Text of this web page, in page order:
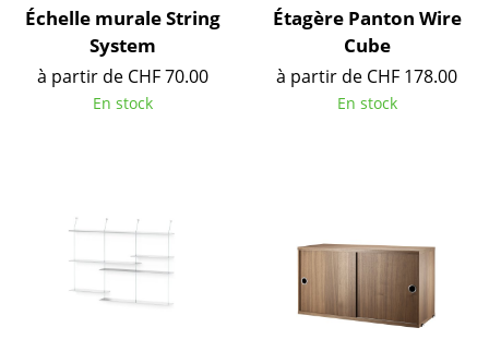
Tables hautes & Pupitres
Tables enfants
Table de jardin
Rangements
Échelle murale String
System
à partir de CHF 70.00
En stock
Étagère Panton Wire
Cube
à partir de CHF 178.00
En stock